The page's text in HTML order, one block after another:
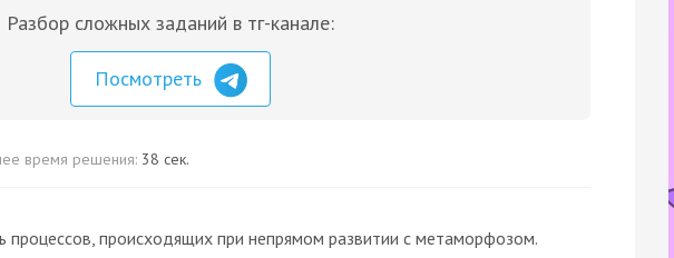
Разбор сложных заданий в тг-канале:
Посмотреть
время решения: 38 сек.
процессов, происходящих при непрямом развитии с метаморфозом.